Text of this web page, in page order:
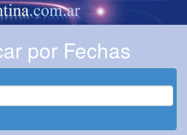
por Fechas